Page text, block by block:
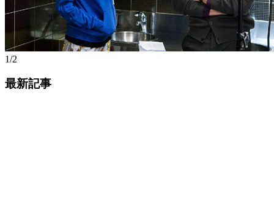
1/2
最新記事